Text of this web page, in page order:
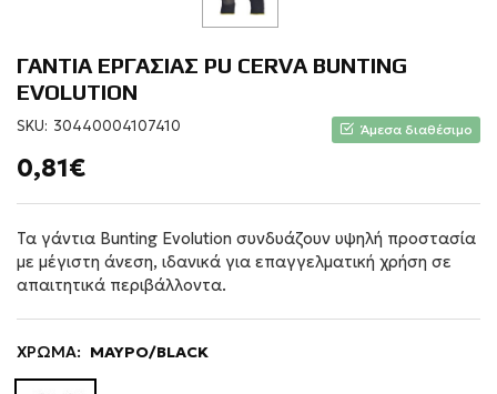
ΓΑΝΤΙΑ ΕΡΓΑΣΙΑΣ PU CERVA BUNTING
EVOLUTION
SKU: 30440004107410 Άμεσα διαθέσιμο
0,81€
Τα γάντια Bunting Evolution συνδυάζουν υψηλή προστασία
με μέγιστη άνεση, ιδανικά για επαγγελματική χρήση σε
απαιτητικά περιβάλλοντα.
ΧΡΩΜΑ: ΜΑΥΡΟ/BLACK